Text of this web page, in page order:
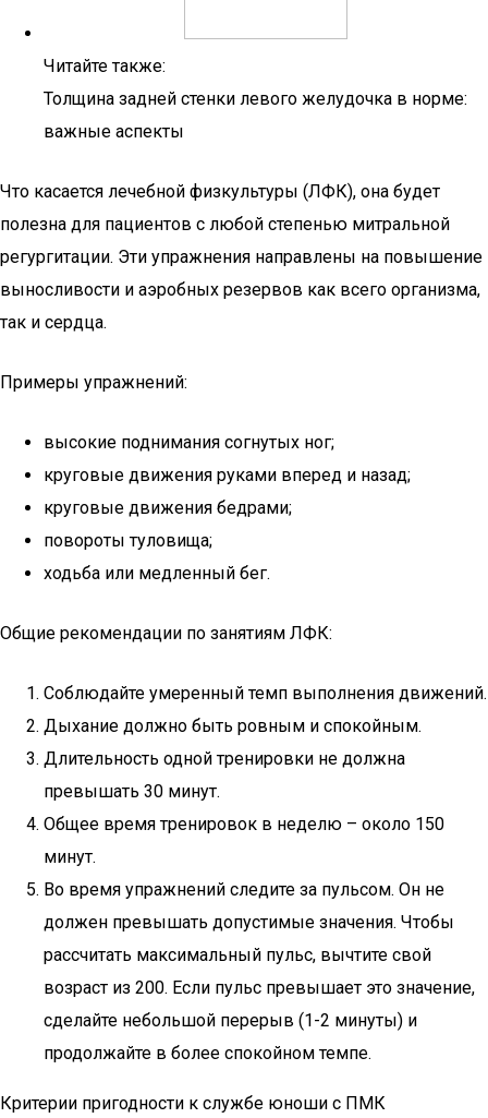
Читайте также:
Толщина задней стенки левого желудочка в норме:
важные аспекты
Что касается лечебной физкультуры (ЛФК), она будет
полезна для пациентов с любой степенью митральной
регургитации. Эти упражнения направлены на повышение
выносливости и аэробных резервов как всего организма,
так и сердца.
Примеры упражнений:
высокие поднимания согнутых ног;
круговые движения руками вперед и назад;
круговые движения бедрами;
повороты туловища;
ходьба или медленный бег.
Общие рекомендации по занятиям ЛФК:
Соблюдайте умеренный темп выполнения движений.
Дыхание должно быть ровным и спокойным.
Длительность одной тренировки не должна
превышать 30 минут.
Общее время тренировок в неделю – около 150
минут.
Во время упражнений следите за пульсом. Он не
должен превышать допустимые значения. Чтобы
рассчитать максимальный пульс, вычтите свой
возраст из 200. Если пульс превышает это значение,
сделайте небольшой перерыв (1-2 минуты) и
продолжайте в более спокойном темпе.
Критерии пригодности к службе юноши с ПМК